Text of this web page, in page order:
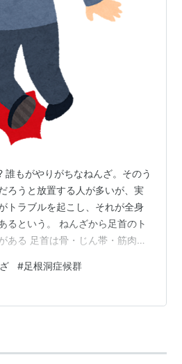
誰もがやりがちなねんざ。そのう
ろうと放置する人が多いが、実
トラブルを起こし、それが全身
るという。 ねんざから足首のト
ある 足首は骨・じん帯・筋肉が
セルフチェックから。1.つまずい
繰り返し足首をひねる 3.デコボ
4.階段や坂道を降りるのが不安
足首の可能性があるという。ゆ
#足根洞症候群